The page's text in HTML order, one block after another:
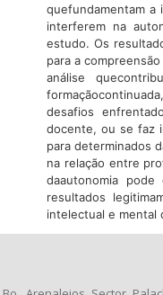
quefundamentam a
interferem na
estudo. Os
para a
análise
desafios
docente, ou se faz
para determinados
na relação entre
daautonomia
resultados
intelectual e mental